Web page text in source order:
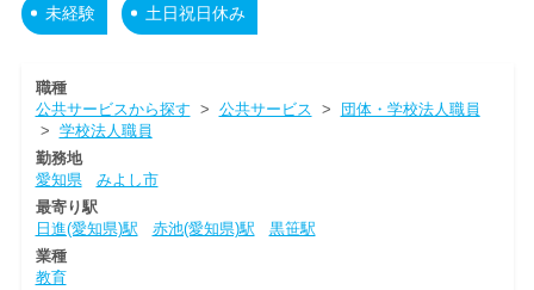
未経験 土日祝日休み
職種
公共サービスから探す > 公共サービス > 団体・学校法人職員
> 学校法人職員
勤務地
愛知県
みよし市
最寄り駅
日進(愛知県)駅
赤池(愛知県)駅
黒笹駅
業種
教育